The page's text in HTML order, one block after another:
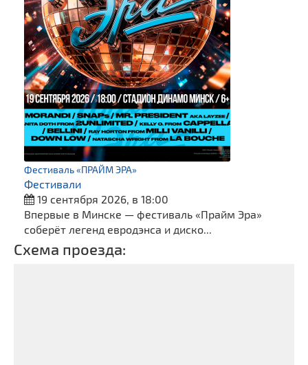
Фестиваль «ПРАЙМ ЭРА»
Фестивали
19 сентября 2026, в 18:00
Впервые в Минске — фестиваль «Прайм Эра»
соберёт легенд евродэнса и диско...
Схема проезда: